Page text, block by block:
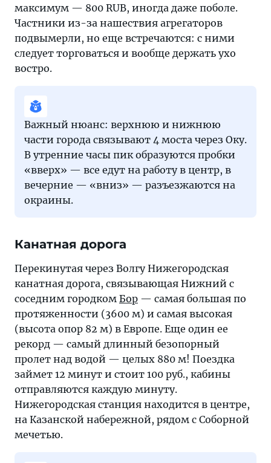
максимум — 800 RUB, иногда даже поболе.
Частники из-за нашествия агрегаторов
подвымерли, но еще встречаются: с ними
следует торговаться и вообще держать ухо
востро.
Важный нюанс: верхнюю и нижнюю
части города связывают 4 моста через Оку.
В утренние часы пик образуются пробки
«вверх» — все едут на работу в центр, в
вечерние — «вниз» — разъезжаются на
окраины.
Канатная дорога
Перекинутая через Волгу Нижегородская
канатная дорога, связывающая Нижний с
соседним городком Бор — самая большая по
протяженности (3600 м) и самая высокая
(высота опор 82 м) в Европе. Еще один ее
рекорд — самый длинный безопорный
пролет над водой — целых 880 м! Поездка
займет 12 минут и стоит 100 руб., кабины
отправляются каждую минуту.
Нижегородская станция находится в центре,
на Казанской набережной, рядом с Соборной
мечетью.